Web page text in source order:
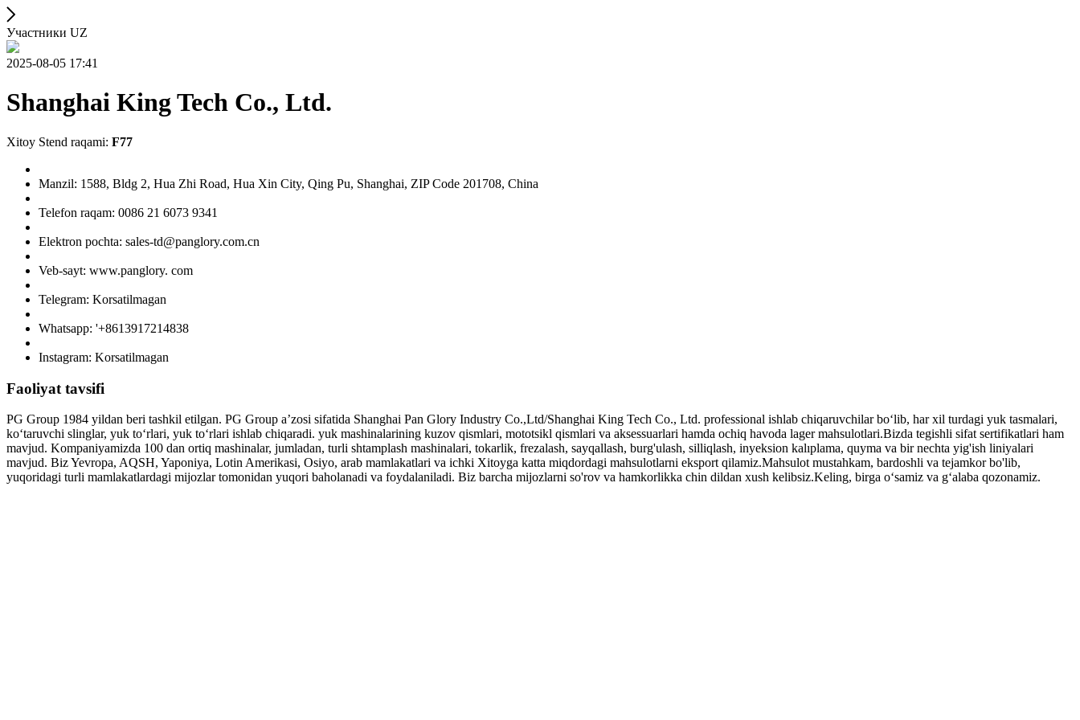
Участники UZ
2025-08-05 17:41
Shanghai King Tech Co., Ltd.
Xitoy Stend raqami: F77
Manzil: 1588, Bldg 2, Hua Zhi Road, Hua Xin City, Qing Pu, Shanghai, ZIP Code 201708, China
Telefon raqam: 0086 21 6073 9341
Elektron pochta: sales-td@panglory.com.cn
Veb-sayt: www.panglory. com
Telegram: Korsatilmagan
Whatsapp: '+8613917214838
Instagram: Korsatilmagan
Faoliyat tavsifi
PG Group 1984 yildan beri tashkil etilgan. PG Group aʼzosi sifatida Shanghai Pan Glory Industry Co.,Ltd/Shanghai King Tech Co., Ltd. professional ishlab chiqaruvchilar boʻlib, har xil turdagi yuk tasmalari,
koʻtaruvchi slinglar, yuk toʻrlari, yuk toʻrlari ishlab chiqaradi. yuk mashinalarining kuzov qismlari, mototsikl qismlari va aksessuarlari hamda ochiq havoda lager mahsulotlari.Bizda tegishli sifat sertifikatlari ham
mavjud. Kompaniyamizda 100 dan ortiq mashinalar, jumladan, turli shtamplash mashinalari, tokarlik, frezalash, sayqallash, burg'ulash, silliqlash, inyeksion kalıplama, quyma va bir nechta yig'ish liniyalari
mavjud. Biz Yevropa, AQSH, Yaponiya, Lotin Amerikasi, Osiyo, arab mamlakatlari va ichki Xitoyga katta miqdordagi mahsulotlarni eksport qilamiz.Mahsulot mustahkam, bardoshli va tejamkor bo'lib,
yuqoridagi turli mamlakatlardagi mijozlar tomonidan yuqori baholanadi va foydalaniladi. Biz barcha mijozlarni so'rov va hamkorlikka chin dildan xush kelibsiz.Keling, birga oʻsamiz va gʻalaba qozonamiz.